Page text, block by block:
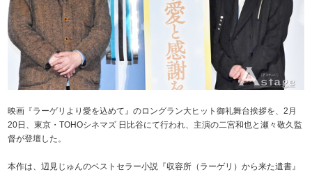
映画『ラーゲリより愛を込めて』のロングラン大ヒット御礼舞台挨拶を、2月
20日、東京・TOHOシネマズ 日比谷にて行われ、主演の二宮和也と瀬々敬久監
督が登壇した。
本作は、辺見じゅんのベストセラー小説『収容所（ラーゲリ）から来た遺書』